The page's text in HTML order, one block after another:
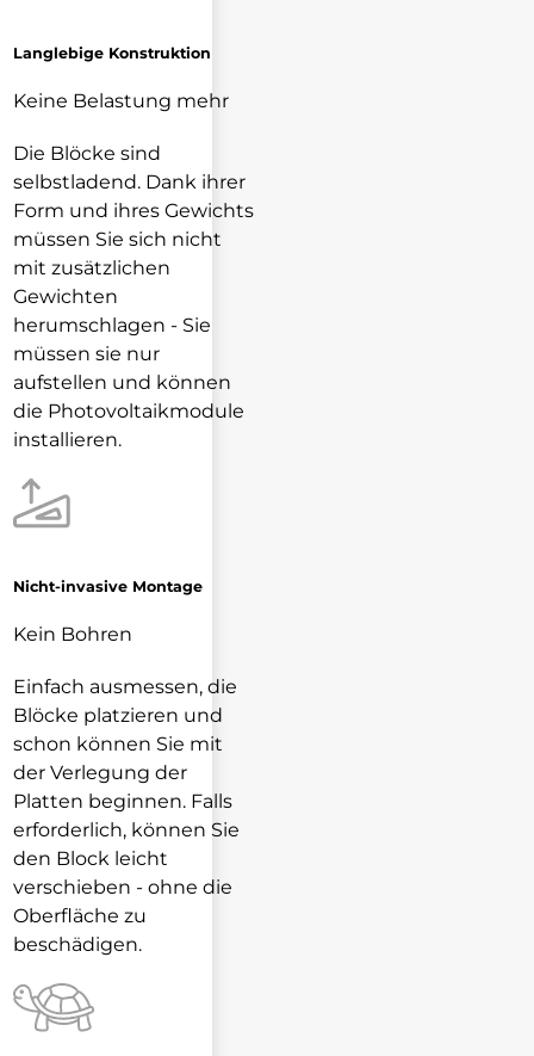
Langlebige Konstruktion
Keine Belastung mehr
Die Blöcke sind
selbstladend. Dank ihrer
Form und ihres Gewichts
müssen Sie sich nicht
mit zusätzlichen
Gewichten
herumschlagen - Sie
müssen sie nur
aufstellen und können
die Photovoltaikmodule
installieren.
Nicht-invasive Montage
Kein Bohren
Einfach ausmessen, die
Blöcke platzieren und
schon können Sie mit
der Verlegung der
Platten beginnen. Falls
erforderlich, können Sie
den Block leicht
verschieben - ohne die
Oberfläche zu
beschädigen.